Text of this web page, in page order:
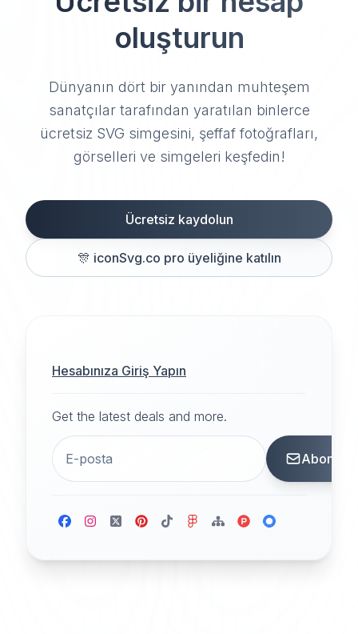
oluşturun
Dünyanın dört bir yanından muhteşem
sanatçılar tarafından yaratılan binlerce
ücretsiz SVG simgesini, şeffaf fotoğrafları,
görselleri ve simgeleri keşfedin!
Ücretsiz kaydolun
🎊 iconSvg.co pro üyeliğine katılın
Hesabınıza Giriş Yapın
Get the latest deals and more.
Abone